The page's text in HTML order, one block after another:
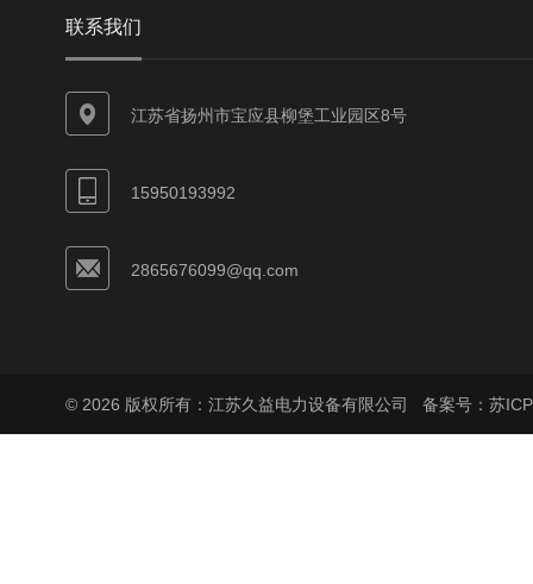
联系我们
江苏省扬州市宝应县柳堡工业园区8号
15950193992
2865676099@qq.com
© 2026 版权所有：江苏久益电力设备有限公司 备案号：苏